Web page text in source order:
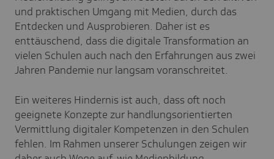
und praktischen Umgang mit Medien, durch das
Entdecken und Ausprobieren. Daher ist es
enttäuschend, dass die digitale Transformation an
vielen Schulen auch nach den Erfahrungen aus zwei
Jahren Pandemie nur langsam voranschreitet.
Ein weiteres Hindernis ist auch, dass oft noch
geeignete Konzepte zur handlungsorientierten
Vermittlung digitaler Kompetenzen in den Schulen
fehlen. Im Rahmen unserer Schulungen zeigen wir